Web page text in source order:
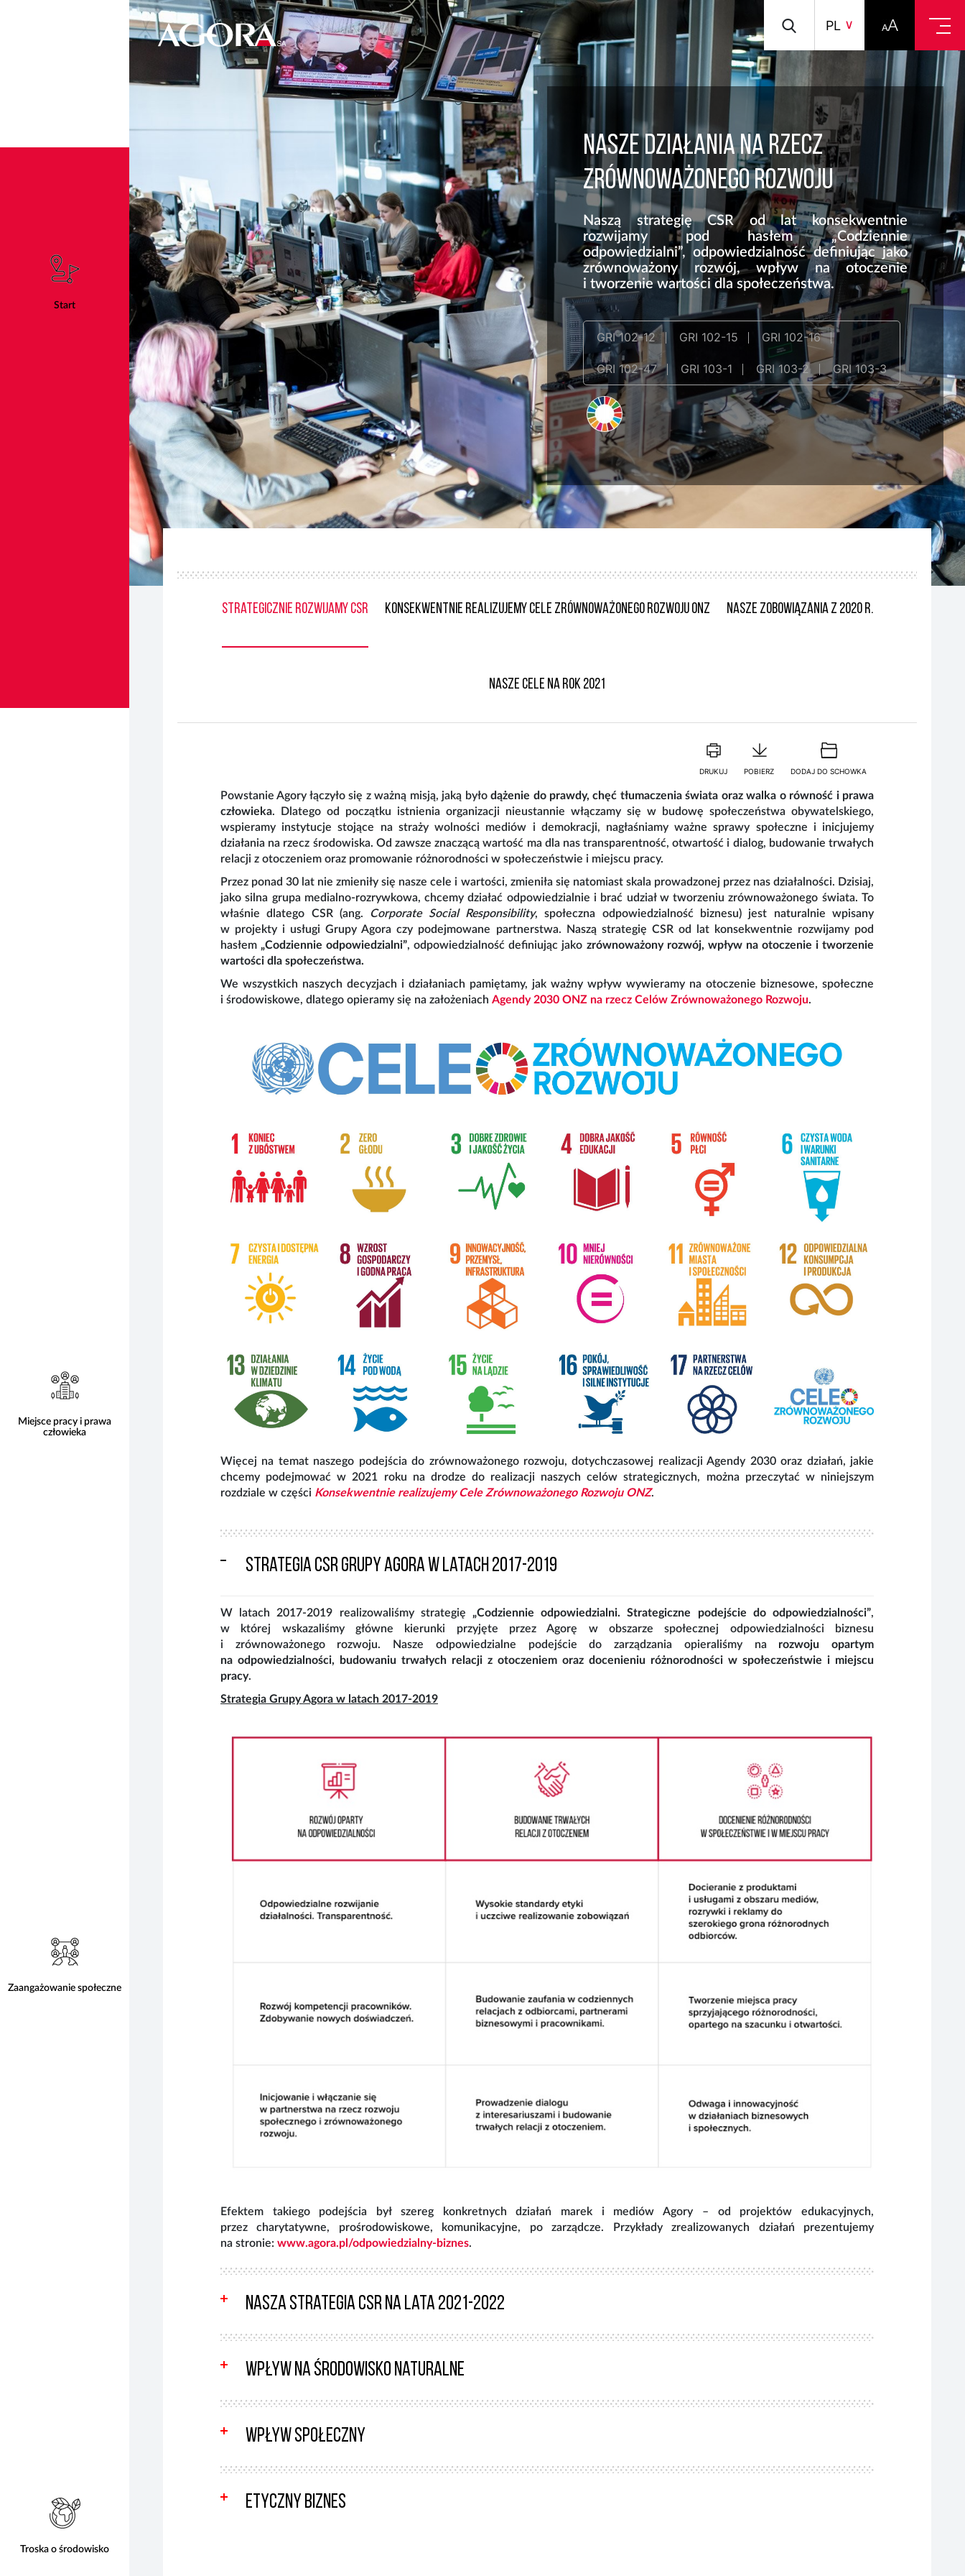
PL
Start
Miejsce pracy i prawa
człowieka
Zaangażowanie społeczne
Troska o środowisko
NASZE DZIAŁANIA NA RZECZ
ZRÓWNOWAŻONEGO ROZWOJU
Naszą strategię CSR od lat konsekwentnie
rozwijamy pod hasłem „Codziennie
odpowiedzialni”, odpowiedzialność definiując jako
zrównoważony rozwój, wpływ na otoczenie
i tworzenie wartości dla społeczeństwa.
GRI 102-12 GRI 102-15 GRI 102-16
GRI 102-47 GRI 103-1 GRI 103-2 GRI 103-3
Strategicznie rozwijamy CSR Konsekwentnie Realizujemy Cele Zrównoważonego Rozwoju ONZ Nasze zobowiązania z 2020 r.
Nasze cele na rok 2021
DRUKUJ POBIERZ DODAJ DO SCHOWKA
Powstanie Agory łączyło się z ważną misją, jaką byłodążenie do prawdy, chęć tłumaczenia świata oraz walka o równość i prawa
człowieka. Dlatego od początku istnienia organizacji nieustannie włączamy się w budowę społeczeństwa obywatelskiego,
wspieramy instytucje stojące na straży wolności mediów i demokracji, nagłaśniamy ważne sprawy społeczne i inicjujemy
działania na rzecz środowiska. Od zawsze znaczącą wartość ma dla nas transparentność, otwartość i dialog, budowanie trwałych
relacji z otoczeniem oraz promowanie różnorodności w społeczeństwie i miejscu pracy.
Przez ponad 30 lat nie zmieniły się nasze cele i wartości, zmieniła się natomiast skala prowadzonej przez nas działalności. Dzisiaj,
jako silna grupa medialno-rozrywkowa, chcemy działać odpowiedzialnie i brać udział w tworzeniu zrównoważonego świata. To
właśnie dlatego CSR (ang.
Corporate Social Responsibility, społeczna odpowiedzialność biznesu) jest naturalnie wpisany
w projekty i usługi Grupy Agora czy podejmowane partnerstwa. Naszą strategię CSR od lat konsekwentnie rozwijamy pod
hasłem„Codziennie odpowiedzialni”, odpowiedzialność definiując jako zrównoważony rozwój, wpływ na otoczenie i tworzenie
wartości dla społeczeństwa.
We wszystkich naszych decyzjach i działaniach pamiętamy, jak ważny wpływ wywieramy na otoczenie biznesowe, społeczne
i środowiskowe, dlatego opieramy się na założeniach Agendy 2030 ONZ na rzecz Celów Zrównoważonego Rozwoju.
Więcej na temat naszego podejścia do zrównoważonego rozwoju, dotychczasowej realizacji Agendy 2030 oraz działań, jakie
chcemy podejmować w 2021 roku na drodze do realizacji naszych celów strategicznych, można przeczytać w niniejszym
rozdziale w części Konsekwentnie realizujemy Cele Zrównoważonego Rozwoju ONZ.
Strategia CSR Grupy Agora w latach 2017-2019
W latach 2017-2019 realizowaliśmy strategię „Codziennie odpowiedzialni. Strategiczne podejście do odpowiedzialności”,
w której wskazaliśmy główne kierunki przyjęte przez Agorę w obszarze społecznej odpowiedzialności biznesu
i zrównoważonego rozwoju. Nasze odpowiedzialne podejście do zarządzania opieraliśmy na rozwoju opartym
na odpowiedzialności, budowaniu trwałych relacji z otoczeniem oraz docenieniu różnorodności w społeczeństwie i miejscu
pracy.
Strategia Grupy Agora w latach 2017-2019
Efektem takiego podejścia był szereg konkretnych działań marek i mediów Agory – od projektów edukacyjnych,
przez charytatywne, prośrodowiskowe, komunikacyjne, po zarządcze. Przykłady zrealizowanych działań prezentujemy
na stronie: www.agora.pl/odpowiedzialny-biznes.
Nasza strategia CSR na lata 2021-2022
Wpływ na środowisko naturalne
Wpływ społeczny
Etyczny biznes